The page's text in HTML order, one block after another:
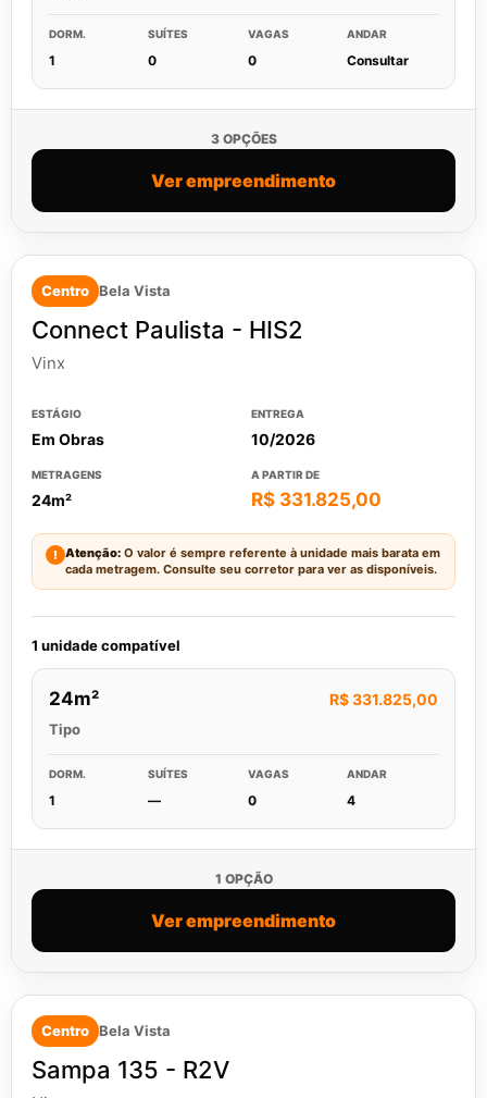
DORM.
1
SUÍTES
0
VAGAS
0
ANDAR
Consultar
3 OPÇÕES
Ver empreendimento
Centro Bela Vista
Connect Paulista - HIS2
Vinx
ESTÁGIO
Em Obras
ENTREGA
10/2026
METRAGENS
24m²
A PARTIR DE
R$ 331.825,00
! Atenção: O valor é sempre referente à unidade mais barata em
cada metragem. Consulte seu corretor para ver as disponíveis.
1 unidade compatível
24m² R$ 331.825,00
Tipo
DORM.
1
SUÍTES
—
VAGAS
0
ANDAR
4
1 OPÇÃO
Ver empreendimento
Centro Bela Vista
Sampa 135 - R2V